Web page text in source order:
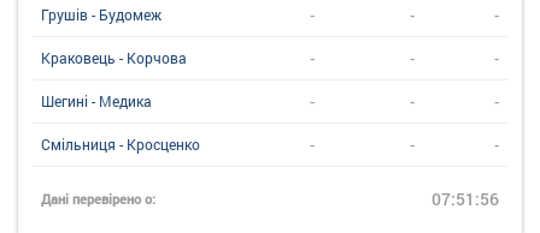
Грушів - Будомеж - - -
Краковець - Корчова - - -
Шегині - Медика - - -
Смільниця - Кросценко - - -
Дані перевірено о: 07:51:56